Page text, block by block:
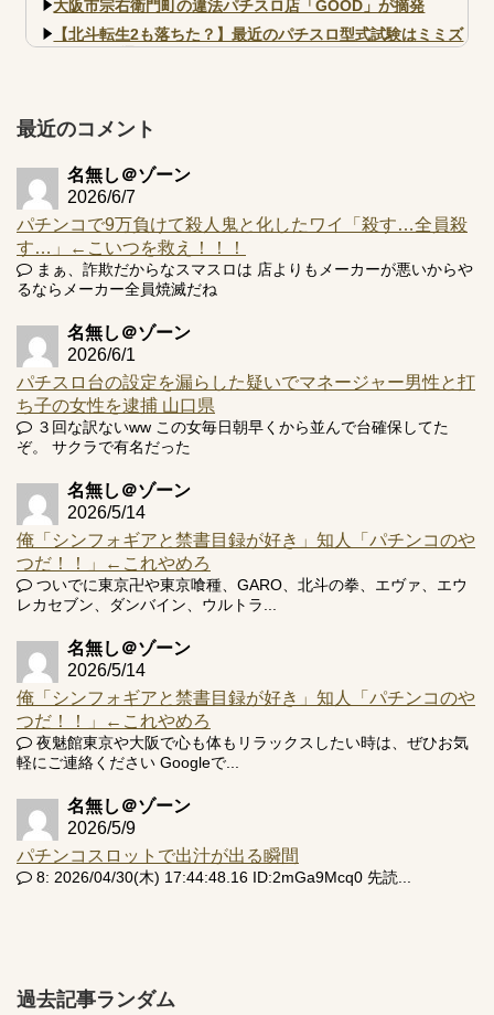
大阪市宗右衛門町の違法パチスロ店「GOOD」が摘発
【北斗転生2も落ちた？】最近のパチスロ型式試験はミミズ
アズールレーン スロット評価はコイン持ちの悪い疑似ボ天
Powered by livedoor 相互RSS
最近のコメント
名無し＠ゾーン
2026/6/7
パチンコで9万負けて殺人鬼と化したワイ「殺す…全員殺
す…」←こいつを救え！！！
まぁ、詐欺だからなスマスロは 店よりもメーカーが悪いからや
るならメーカー全員焼滅だね
名無し＠ゾーン
2026/6/1
パチスロ台の設定を漏らした疑いでマネージャー男性と打
ち子の女性を逮捕 山口県
３回な訳ないww この女毎日朝早くから並んで台確保してた
ぞ。 サクラで有名だった
名無し＠ゾーン
2026/5/14
俺「シンフォギアと禁書目録が好き」知人「パチンコのや
つだ！！」←これやめろ
ついでに東京卍や東京喰種、GARO、北斗の拳、エヴァ、エウ
レカセブン、ダンバイン、ウルトラ...
名無し＠ゾーン
2026/5/14
俺「シンフォギアと禁書目録が好き」知人「パチンコのや
つだ！！」←これやめろ
夜魅館東京や大阪で心も体もリラックスしたい時は、ぜひお気
軽にご連絡ください Googleで...
名無し＠ゾーン
2026/5/9
パチンコスロットで出汁が出る瞬間
8: 2026/04/30(木) 17:44:48.16 ID:2mGa9Mcq0 先読...
過去記事ランダム